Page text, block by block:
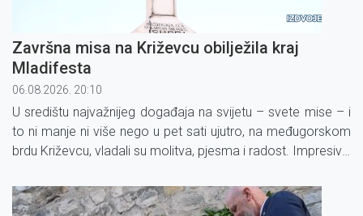
Završna misa na Križevcu obilježila kraj
Mladifesta
06.08.2026. 20:10
U središtu najvažnijeg događaja na svijetu – svete mise – i
to ni manje ni više nego u pet sati ujutro, na međugorskom
brdu Križevcu, vladali su molitva, pjesma i radost. Impresivni
Mladifesta.